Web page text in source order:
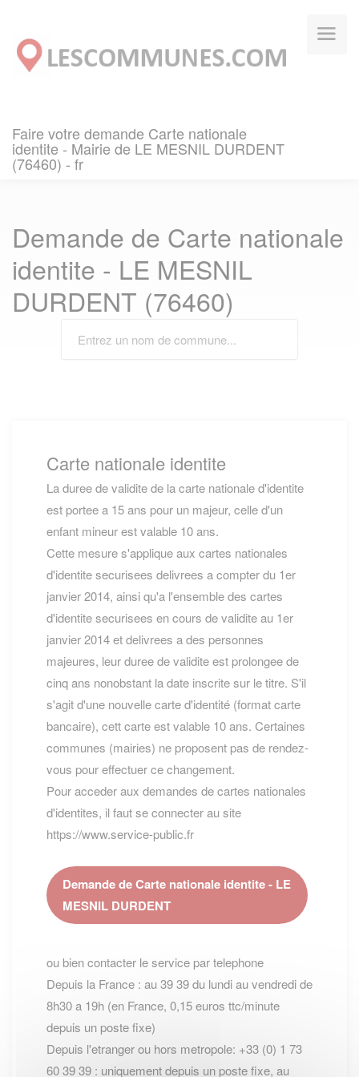
Faire votre demande Carte nationale
identite - Mairie de LE MESNIL DURDENT
(76460) - fr
Demande de Carte nationale
identite - LE MESNIL
DURDENT (76460)
Carte nationale identite
La duree de validite de la carte nationale d'identite
est portee a 15 ans pour un majeur, celle d'un
enfant mineur est valable 10 ans.
Cette mesure s'applique aux cartes nationales
d'identite securisees delivrees a compter du 1er
janvier 2014, ainsi qu'a l'ensemble des cartes
d'identite securisees en cours de validite au 1er
janvier 2014 et delivrees a des personnes
majeures, leur duree de validite est prolongee de
cinq ans nonobstant la date inscrite sur le titre. S'il
s'agit d'une nouvelle carte d'identité (format carte
bancaire), cett carte est valable 10 ans. Certaines
communes (mairies) ne proposent pas de rendez-
vous pour effectuer ce changement.
Pour acceder aux demandes de cartes nationales
d'identites, il faut se connecter au site
https://www.service-public.fr
Demande de Carte nationale identite - LE
MESNIL DURDENT
ou bien contacter le service par telephone
Depuis la France : au 39 39 du lundi au vendredi de
8h30 a 19h (en France, 0,15 euros ttc/minute
depuis un poste fixe)
Depuis l'etranger ou hors metropole: +33 (0) 1 73
60 39 39 : uniquement depuis un poste fixe, au